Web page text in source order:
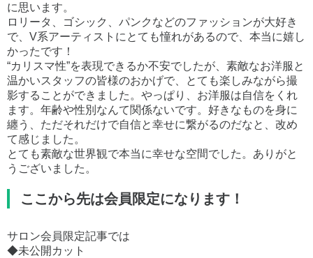
に思います。
ロリータ、ゴシック、パンクなどのファッションが大好き
で、V系アーティストにとても憧れがあるので、本当に嬉し
かったです！
“カリスマ性”を表現できるか不安でしたが、素敵なお洋服と
温かいスタッフの皆様のおかげで、とても楽しみながら撮
影することができました。やっぱり、お洋服は自信をくれ
ます。年齢や性別なんて関係ないです。好きなものを身に
纏う、ただそれだけで自信と幸せに繋がるのだなと、改め
て感じました。
とても素敵な世界観で本当に幸せな空間でした。ありがと
うございました。
ここから先は会員限定になります！
サロン会員限定記事では
◆未公開カット